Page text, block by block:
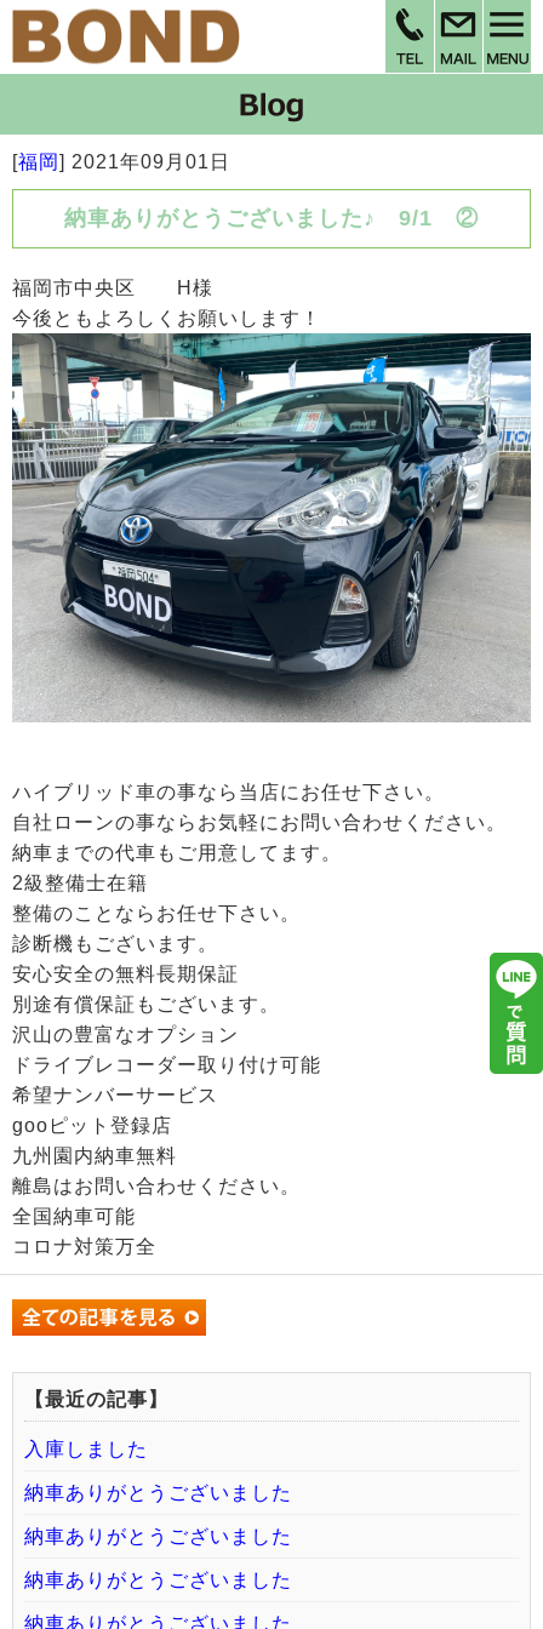
[福岡] 2021年09月01日
納車ありがとうございました♪ 9/1 ②
福岡市中央区 H様
今後ともよろしくお願いします！
ハイブリッド車の事なら当店にお任せ下さい。
自社ローンの事ならお気軽にお問い合わせください。
納車までの代車もご用意してます。
2級整備士在籍
整備のことならお任せ下さい。
診断機もございます。
安心安全の無料長期保証
別途有償保証もございます。
沢山の豊富なオプション
ドライブレコーダー取り付け可能
希望ナンバーサービス
gooピット登録店
九州園内納車無料
離島はお問い合わせください。
全国納車可能
コロナ対策万全
【最近の記事】
入庫しました
納車ありがとうございました
納車ありがとうございました
納車ありがとうございました
納車ありがとうございました